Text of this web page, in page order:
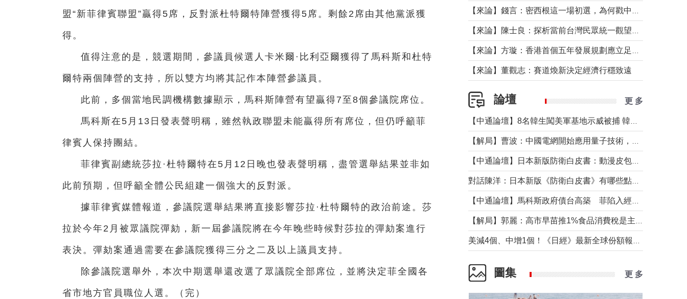
盟“新菲律賓聯盟”贏得5席，反對派杜特爾特陣營獲得5席。剩餘2席由其他黨派獲
得。
值得注意的是，競選期間，參議員候選人卡米爾·比利亞爾獲得了馬科斯和杜特
爾特兩個陣營的支持，所以雙方均將其記作本陣營參議員。
此前，多個當地民調機構數據顯示，馬科斯陣營有望贏得7至8個參議院席位。
馬科斯在5月13日發表聲明稱，雖然執政聯盟未能贏得所有席位，但仍呼籲菲
律賓人保持團結。
菲律賓副總統莎拉·杜特爾特在5月12日晚也發表聲明稱，盡管選舉結果並非如
此前預期，但呼籲全體公民組建一個強大的反對派。
據菲律賓媒體報道，參議院選舉結果將直接影響莎拉·杜特爾特的政治前途。莎
拉於今年2月被眾議院彈劾，新一屆參議院將在今年晚些時候對莎拉的彈劾案進行
表決。彈劾案通過需要在參議院獲得三分之二及以上議員支持。
除參議院選舉外，本次中期選舉還改選了眾議院全部席位，並將決定菲全國各
省市地方官員職位人選。（完）
【來論】董觀志：賽道煥新決定經濟行穩致遠
論壇 更 多
圖集 更 多